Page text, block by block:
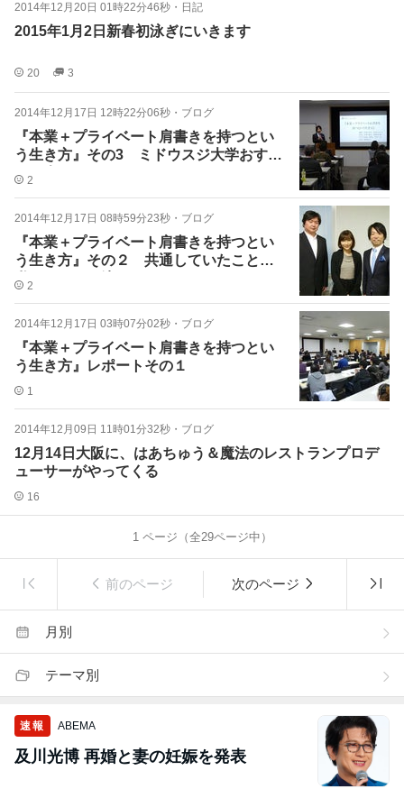
2014年12月20日 01時22分46秒 ・ 日記
2015年1月2日新春初泳ぎにいきます
20 3
2014年12月17日 12時22分06秒 ・ ブログ
『本業＋プライベート肩書きを持つとい
う生き方』その3 ミドウスジ大学おすす
めの人
2
2014年12月17日 08時59分23秒 ・ ブログ
『本業＋プライベート肩書きを持つとい
う生き方』その２ 共通していたこと、
私がやろうと決めたこと
2
2014年12月17日 03時07分02秒 ・ ブログ
『本業＋プライベート肩書きを持つとい
う生き方』レポートその１
1
2014年12月09日 11時01分32秒 ・ ブログ
12月14日大阪に、はあちゅう＆魔法のレストランプロデ
ューサーがやってくる
16
1ページ（全29ページ中）
前のページ 次のページ
月別
テーマ別
速報 ABEMA
及川光博 再婚と妻の妊娠を発表